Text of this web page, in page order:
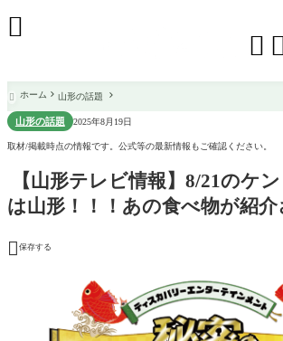


 ホーム 山形の話題
山形の話題 2025年8月19日
取材/掲載時点の情報です。公式等の最新情報もご確認ください。
【山形テレビ情報】8/21のケ
は山形！！！あの食べ物が紹介
 保存する